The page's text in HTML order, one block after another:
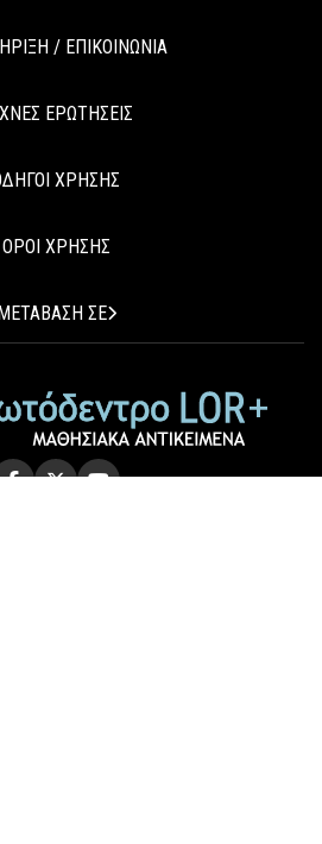
/ ΕΠΙΚΟΙΝΩΝΙΑ
ΕΡΩΤΗΣΕΙΣ
ΧΡΗΣΗΣ
ΟΡΟΙ ΧΡΗΣΗΣ
ΣΕ